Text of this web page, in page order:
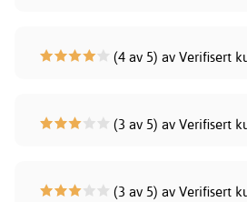
(4 av 5) av Verifisert
(3 av 5) av Verifisert
(3 av 5) av Verifisert